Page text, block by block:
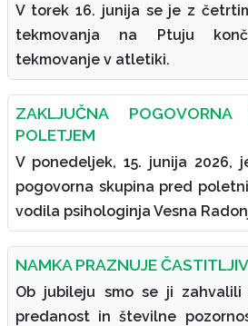
V torek 16. junija se je z
tekmovanja na Ptuju
tekmovanje v atletiki.
ZAKLJUČNA
POLETJEM
V ponedeljek, 15. junija 2026,
pogovorna skupina pred
vodila psihologinja Vesna
NAMKA PRAZNUJE
Ob jubileju smo se ji zahvalili
predanost in številne